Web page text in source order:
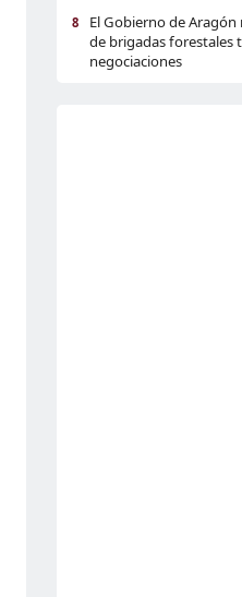
8
El Gobierno de Aragón
de brigadas forestales
negociaciones